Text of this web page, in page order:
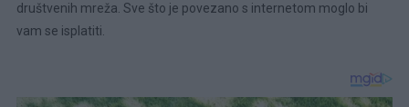
društvenih mreža. Sve što je povezano s internetom moglo bi
vam se isplatiti.